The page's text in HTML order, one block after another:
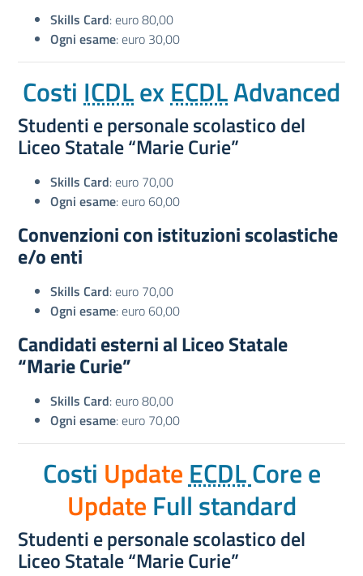
Skills Card: euro 80,00
Ogni esame: euro 30,00
Costi ICDLex ECDLAdvanced
Studenti e personale scolastico del
Liceo Statale “Marie Curie”
Skills Card: euro 70,00
Ogni esame: euro 60,00
Convenzioni con istituzioni scolastiche
e/o enti
Skills Card: euro 70,00
Ogni esame: euro 60,00
Candidati esterni al Liceo Statale
“Marie Curie”
Skills Card: euro 80,00
Ogni esame: euro 70,00
Costi Update ECDLCore e
Update Full standard
Studenti e personale scolastico del
Liceo Statale “Marie Curie”